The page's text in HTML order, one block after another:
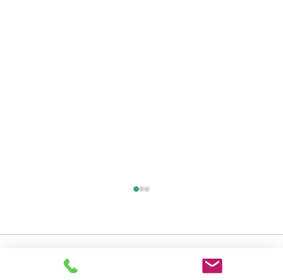
コメント